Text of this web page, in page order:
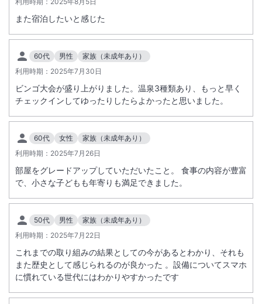
また宿泊したいと感じた
60代 男性
家族（未成年あり）
利用時期： 2025年7月30日
ビンゴ大会が盛り上がりました。温泉3種類あり、もっと早く
チェックインしてゆったりしたらよかったと思いました。
60代 女性
家族（未成年あり）
利用時期： 2025年7月26日
部屋をグレードアップしていただいたこと。 食事の内容が豊富
で、小さな子どもも年寄りも満足できました。
50代 男性
家族（未成年あり）
利用時期： 2025年7月22日
これまでの取り組みの結果としての今があるとわかり、それも
また歴史として感じられるのが良かった 。設備についてスマホ
に慣れている世代にはわかりやすかったです